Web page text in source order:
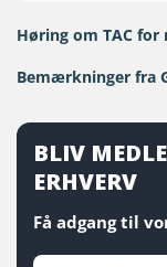
Høring om TAC for
Bemærkninger fra
BLIV
ERHVERV
Få adgang til